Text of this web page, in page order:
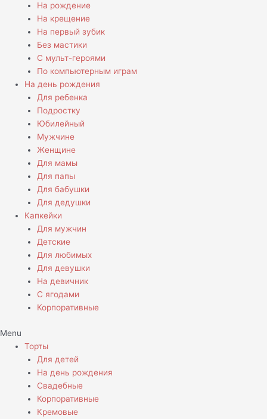
На рождение
На крещение
На первый зубик
Без мастики
С мульт-героями
По компьютерным играм
На день рождения
Для ребенка
Подростку
Юбилейный
Мужчине
Женщине
Для мамы
Для папы
Для бабушки
Для дедушки
Капкейки
Для мужчин
Детские
Для любимых
Для девушки
На девичник
С ягодами
Корпоративные
Menu
Торты
Для детей
На день рождения
Свадебные
Корпоративные
Кремовые